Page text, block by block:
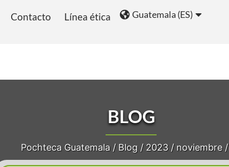
Contacto Línea ética Guatemala (ES)
BLOG
Pochteca Guatemala / Blog / 2023 / noviembre/